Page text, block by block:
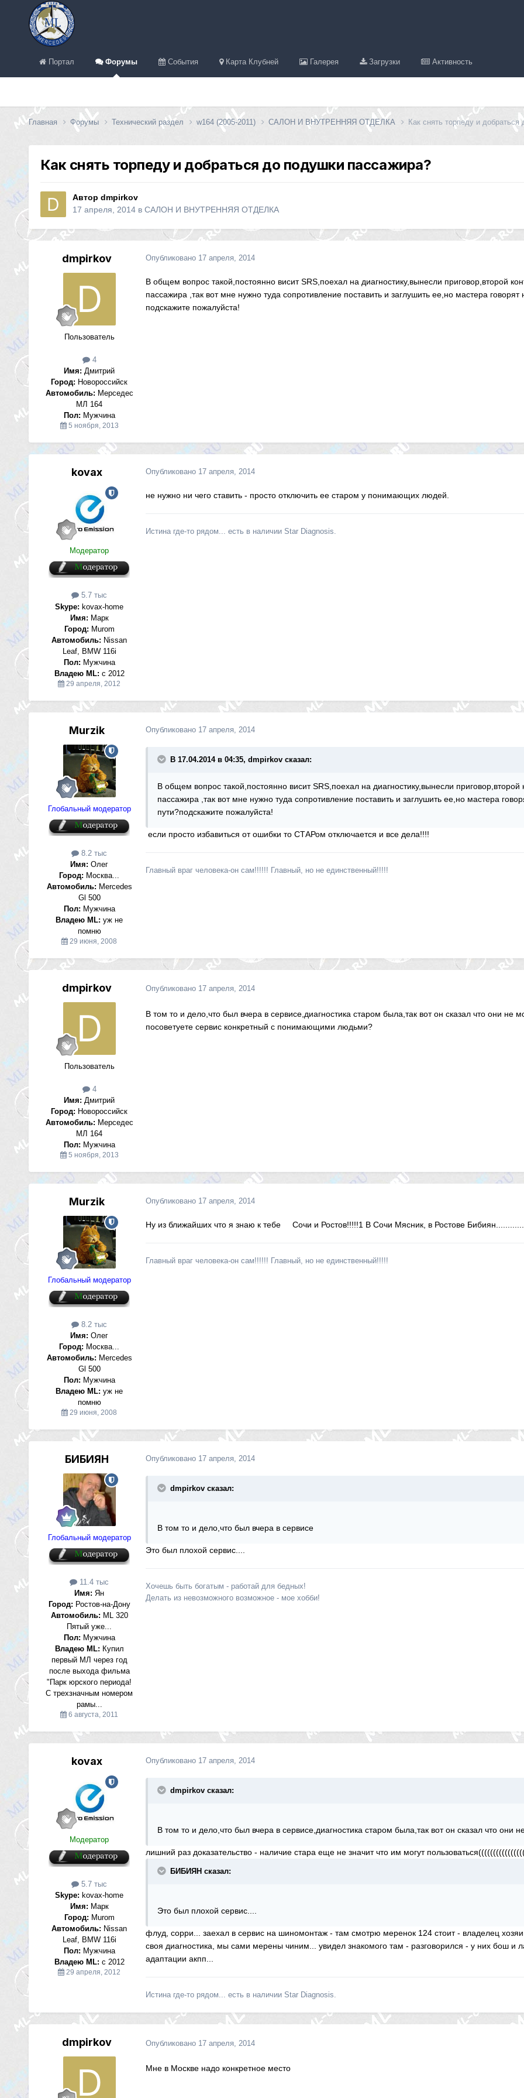
Портал Форумы События Карта Клубней Галерея Загрузки Активность
Главная Форумы Технический раздел w164 (2005-2011) САЛОН И ВНУТРЕННЯЯ ОТДЕЛКА Как снять торпеду и
Как снять торпеду и добраться до подушки пассажира?
Автор dmpirkov
17 апреля, 2014в САЛОН И ВНУТРЕННЯЯ ОТДЕЛКА
dmpirkov
Пользователь
4
Имя: Дмитрий
Город: Новороссийск
Автомобиль: Мерседес
МЛ 164
Пол: Мужчина
5 ноября, 2013
Опубликовано 17 апреля, 2014
В общем вопрос такой,постоянно висит SRS,поехал на диагностику,вынесли приговор,второй
пассажира ,так вот мне нужно туда сопротивление поставить и заглушить ее,но мастера
подскажите пожалуйста!
kovax
Модератор
5.7 тыс
Skype: kovax-home
Имя: Марк
Город: Murom
Автомобиль: Nissan
Leaf, BMW 116i
Пол: Мужчина
Владею ML: с 2012
29 апреля, 2012
Опубликовано 17 апреля, 2014
не нужно ни чего ставить - просто отключить ее старом у понимающих людей.
Истина где-то рядом... есть в наличии Star Diagnosis.
Murzik
Глобальный модератор
8.2 тыс
Имя: Олег
Город: Москва...
Автомобиль: Mercedes
Gl 500
Пол: Мужчина
Владею ML: уж не
помню
29 июня, 2008
Опубликовано 17 апреля, 2014
В 17.04.2014 в 04:35, dmpirkov сказал:
В общем вопрос такой,постоянно висит SRS,поехал на диагностику,вынесли
пассажира ,так вот мне нужно туда сопротивление поставить и заглушить ее,но мастера
пути?подскажите пожалуйста!
если просто избавиться от ошибки то СТАРом отключается и все дела!!!!
Главный враг человека-он сам!!!!!! Главный, но не единственный!!!!!
dmpirkov
Пользователь
4
Имя: Дмитрий
Город: Новороссийск
Автомобиль: Мерседес
МЛ 164
Пол: Мужчина
5 ноября, 2013
Опубликовано 17 апреля, 2014
В том то и дело,что был вчера в сервисе,диагностика старом была,так вот он сказал что они не
посоветуете сервис конкретный с понимающими людьми?
Murzik
Глобальный модератор
8.2 тыс
Имя: Олег
Город: Москва...
Автомобиль: Mercedes
Gl 500
Пол: Мужчина
Владею ML: уж не
помню
29 июня, 2008
Опубликовано 17 апреля, 2014
Ну из ближайших что я знаю к тебе Сочи и Ростов!!!!!1 В Сочи Мясник, в Ростове
Главный враг человека-он сам!!!!!! Главный, но не единственный!!!!!
БИБИЯН
Глобальный модератор
11.4 тыс
Имя: Ян
Город: Ростов-на-Дону
Автомобиль: МL 320
Пятый уже...
Пол: Мужчина
Владею ML: Купил
первый МЛ через год
после выхода фильма
"Парк юрского периода!
С трехзначным номером
рамы...
6 августа, 2011
Опубликовано 17 апреля, 2014
dmpirkov сказал:
В том то и дело,что был вчера в сервисе
Это был плохой сервис....
Хочешь быть богатым - работай для бедных!
Делать из невозможного возможное - мое хобби!
kovax
Модератор
5.7 тыс
Skype: kovax-home
Имя: Марк
Город: Murom
Автомобиль: Nissan
Leaf, BMW 116i
Пол: Мужчина
Владею ML: с 2012
29 апреля, 2012
Опубликовано 17 апреля, 2014
dmpirkov сказал:
В том то и дело,что был вчера в сервисе,диагностика старом была,так вот он сказал что они
лишний раз доказательство - наличие стара еще не значит что им могут
БИБИЯН сказал:
Это был плохой сервис....
флуд, сорри... заехал в сервис на шиномонтаж - там смотрю меренок 124 стоит - владелец
своя диагностика, мы сами мерены чиним... увидел знакомого там - разговорился - у них бош и
адаптации акпп...
Истина где-то рядом... есть в наличии Star Diagnosis.
dmpirkov Опубликовано 17 апреля, 2014
Мне в Москве надо конкретное место